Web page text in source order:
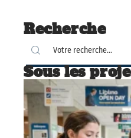
Recherche
Sous les